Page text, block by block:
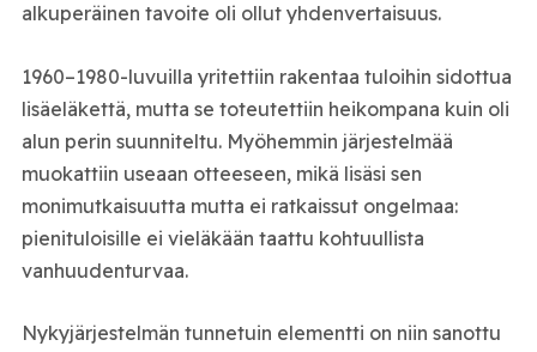
alkuperäinen tavoite oli ollut yhdenvertaisuus.
1960–1980-luvuilla yritettiin rakentaa tuloihin sidottua
lisäeläkettä, mutta se toteutettiin heikompana kuin oli
alun perin suunniteltu. Myöhemmin järjestelmää
muokattiin useaan otteeseen, mikä lisäsi sen
monimutkaisuutta mutta ei ratkaissut ongelmaa:
pienituloisille ei vieläkään taattu kohtuullista
vanhuudenturvaa.
Nykyjärjestelmän tunnetuin elementti on niin sanottu